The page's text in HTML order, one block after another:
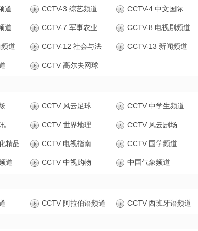
道 CCTV-3 综艺频道 CCTV-4 中文国际
道 CCTV-7 军事农业 CCTV-8 电视剧频道
道 CCTV-12 社会与法 CCTV-13 新闻频道
CCTV 高尔夫网球
CCTV 风云足球 CCTV 中学生频道
CCTV 世界地理 CCTV 风云剧场
精品 CCTV 电视指南 CCTV 国学频道
道 CCTV 中视购物 中国气象频道
CCTV 阿拉伯语频道 CCTV 西班牙语频道